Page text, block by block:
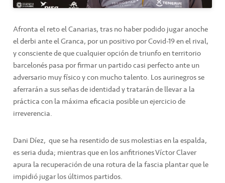
Afronta el reto el Canarias, tras no haber podido jugar anoche
el derbi ante el Granca, por un positivo por Covid-19 en el rival,
y consciente de que cualquier opción de triunfo en territorio
barcelonés pasa por firmar un partido casi perfecto ante un
adversario muy físico y con mucho talento. Los aurinegros se
aferrarán a sus señas de identidad y tratarán de llevar a la
práctica con la máxima eficacia posible un ejercicio de
irreverencia.
Dani Díez, que se ha resentido de sus molestias en la espalda,
es seria duda; mientras que en los anfitriones Víctor Claver
apura la recuperación de una rotura de la fascia plantar que le
impidió jugar los últimos partidos.